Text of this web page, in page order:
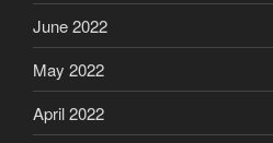
June 2022
May 2022
April 2022